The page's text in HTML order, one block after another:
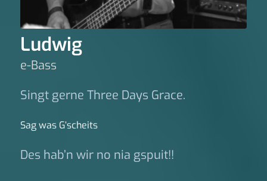
Ludwig
e-Bass
Singt gerne Three Days Grace.
Sag was G‘scheits
Des hab’n wir no nia gspuit!!